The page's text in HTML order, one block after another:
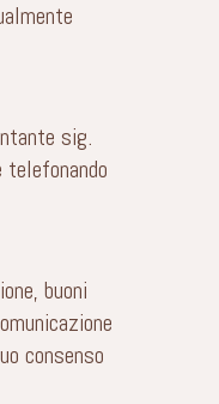
sig.
buoni
consenso